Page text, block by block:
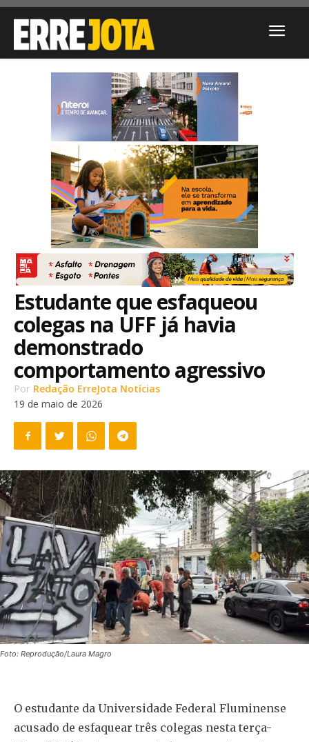
Estudante que esfaqueou
colegas na UFF já havia
demonstrado
comportamento agressivo
Por Redação ErreJota Notícias
19 de maio de 2026
Foto: Reprodução/Laura Magro
O estudante da Universidade Federal Fluminense
acusado de esfaquear três colegas nesta terça-